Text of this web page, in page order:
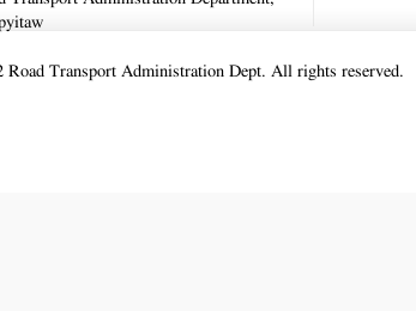
Transport Administration Dept. All rights reserved.